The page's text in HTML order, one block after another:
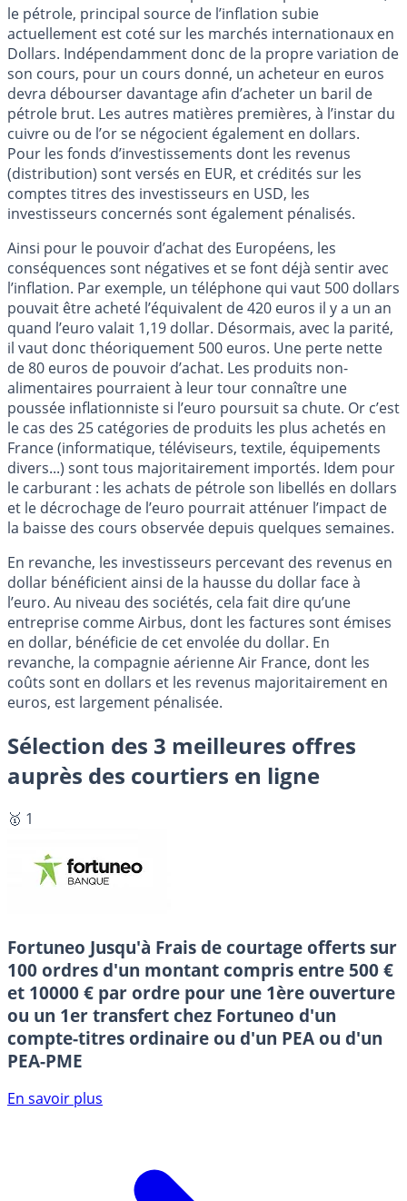
le pétrole, principal source de l’inflation subie
actuellement est coté sur les marchés internationaux en
Dollars. Indépendamment donc de la propre variation de
son cours, pour un cours donné, un acheteur en euros
devra débourser davantage afin d’acheter un baril de
pétrole brut. Les autres matières premières, à l’instar du
cuivre ou de l’or se négocient également en dollars.
Pour les fonds d’investissements dont les revenus
(distribution) sont versés en EUR, et crédités sur les
comptes titres des investisseurs en USD, les
investisseurs concernés sont également pénalisés.
Ainsi pour le pouvoir d’achat des Européens, les
conséquences sont négatives et se font déjà sentir avec
l’inflation. Par exemple, un téléphone qui vaut 500 dollars
pouvait être acheté l’équivalent de 420 euros il y a un an
quand l’euro valait 1,19 dollar. Désormais, avec la parité,
il vaut donc théoriquement 500 euros. Une perte nette
de 80 euros de pouvoir d’achat. Les produits non-
alimentaires pourraient à leur tour connaître une
poussée inflationniste si l’euro poursuit sa chute. Or c’est
le cas des 25 catégories de produits les plus achetés en
France (informatique, téléviseurs, textile, équipements
divers...) sont tous majoritairement importés. Idem pour
le carburant : les achats de pétrole son libellés en dollars
et le décrochage de l’euro pourrait atténuer l’impact de
la baisse des cours observée depuis quelques semaines.
En revanche, les investisseurs percevant des revenus en
dollar bénéficient ainsi de la hausse du dollar face à
l’euro. Au niveau des sociétés, cela fait dire qu’une
entreprise comme Airbus, dont les factures sont émises
en dollar, bénéficie de cet envolée du dollar. En
revanche, la compagnie aérienne Air France, dont les
coûts sont en dollars et les revenus majoritairement en
euros, est largement pénalisée.
Sélection des 3 meilleures offres
auprès des courtiers en ligne
🥇 1
Fortuneo Jusqu'à Frais de courtage offerts sur
100 ordres d'un montant compris entre 500 €
et 10000 € par ordre pour une 1ère ouverture
ou un 1er transfert chez Fortuneo d'un
compte-titres ordinaire ou d'un PEA ou d'un
PEA-PME
En savoir plus